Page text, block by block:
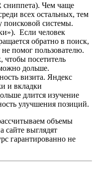
сниппета). Чем чаще
всех остальных, тем
поисковой системы.
Если человек
обратно в поиск,
не помог пользователю.
чтобы посетитель
дольше.
визита. Яндекс
и вкладки
длится изучение
улучшения позиций.
объемы
сайте выглядят
гарантированно не